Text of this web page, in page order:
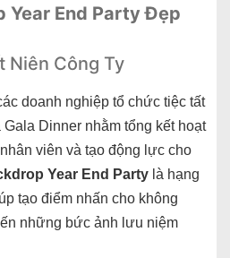
Year End Party Đẹp
Niên Công Ty
doanh nghiệp tổ chức tiệc tất
Dinner nhằm tổng kết hoạt
viên và tạo động lực cho
Year End Party là hạng
tạo điểm nhấn cho không
những bức ảnh lưu niệm